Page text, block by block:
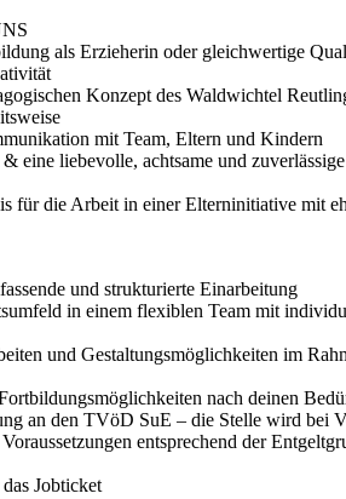
als Erzieherin oder gleichwertige
Konzept des Waldwichtel
mit Team, Eltern und Kindern
eine liebevolle, achtsame und
für die Arbeit in einer Elterninitiative mit
und strukturierte Einarbeitung
in einem flexiblen Team mit
und Gestaltungsmöglichkeiten im
nach deinen
an den TVöD SuE – die Stelle wird bei
entsprechend der
Jobticket